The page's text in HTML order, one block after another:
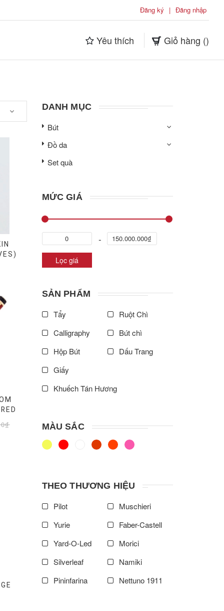
Đăng ký | Đăng nhập
Yêu thích Giỏ hàng ()
DANH MỤC
Bút
Đồ da
Set quà
MỨC GIÁ
Lọc giá
SẢN PHẨM
Tẩy
Ruột Chì
Calligraphy
Bút chì
Hộp Bút
Dấu Trang
Giấy
Khuếch Tán Hương
Mực
Ruột Bi
Ruột Dạ Bi
Mực Ống
Dây lưng
Bao Đựng Bút
MÀU SẮC
THEO THƯƠNG HIỆU
Pilot
Muschieri
Yurie
Faber-Castell
Yard-O-Led
Morici
Silverleaf
Namiki
Pininfarina
Nettuno 1911